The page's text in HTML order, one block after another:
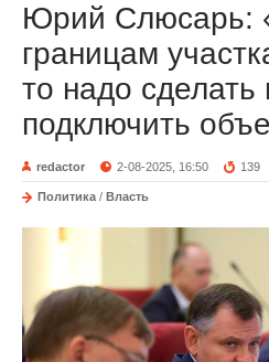
Юрий Слюсарь:
границам
то надо сделать
подключить
redactor 2-08-2025, 16:50 139
Политика / Власть